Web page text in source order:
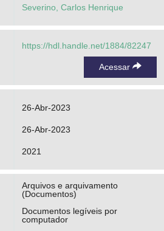
Severino, Carlos Henrique
https://hdl.handle.net/1884/82247
Acessar
26-Abr-2023
26-Abr-2023
2021
Arquivos e arquivamento
(Documentos)
Documentos legíveis por
computador